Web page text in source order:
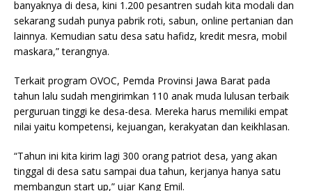
banyaknya di desa, kini 1.200 pesantren sudah kita modali dan
sekarang sudah punya pabrik roti, sabun, online pertanian dan
lainnya. Kemudian satu desa satu hafidz, kredit mesra, mobil
maskara,” terangnya.
Terkait program OVOC, Pemda Provinsi Jawa Barat pada
tahun lalu sudah mengirimkan 110 anak muda lulusan terbaik
perguruan tinggi ke desa-desa. Mereka harus memiliki empat
nilai yaitu kompetensi, kejuangan, kerakyatan dan keikhlasan.
“Tahun ini kita kirim lagi 300 orang patriot desa, yang akan
tinggal di desa satu sampai dua tahun, kerjanya hanya satu
membangun start up,” ujar Kang Emil.